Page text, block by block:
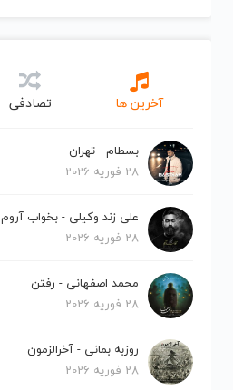
آخرین ها تصادفی
بسطام - تهران
28 فوریه 2026
علی زند وکیلی - بخواب آروم
28 فوریه 2026
محمد اصفهانی - رفتن
28 فوریه 2026
روزبه بمانی - آخرالزمون
28 فوریه 2026